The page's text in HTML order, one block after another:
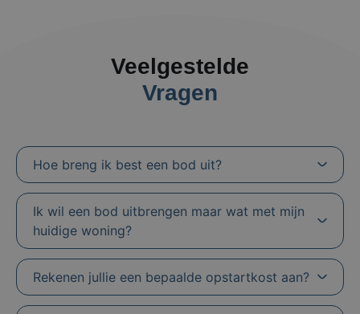
Veelgestelde
Vragen
Hoe breng ik best een bod uit?
Ik wil een bod uitbrengen maar wat met mijn
huidige woning?
Rekenen jullie een bepaalde opstartkost aan?